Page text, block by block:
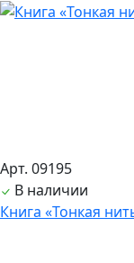
Арт. 09195
В наличии
Книга «Тонкая